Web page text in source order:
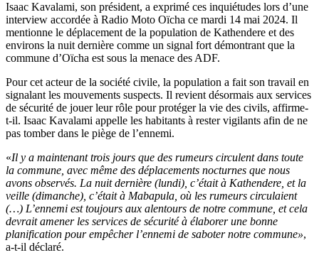
Isaac Kavalami, son président, a exprimé ces inquiétudes lors d’une
interview accordée à Radio Moto Oïcha ce mardi 14 mai 2024. Il
mentionne le déplacement de la population de Kathendere et des
environs la nuit dernière comme un signal fort démontrant que la
commune d’Oïcha est sous la menace des ADF.
Pour cet acteur de la société civile, la population a fait son travail en
signalant les mouvements suspects. Il revient désormais aux services
de sécurité de jouer leur rôle pour protéger la vie des civils, affirme-
t-il. Isaac Kavalami appelle les habitants à rester vigilants afin de ne
pas tomber dans le piège de l’ennemi.
«Il y a maintenant trois jours que des rumeurs circulent dans toute
la commune, avec même des déplacements nocturnes que nous
avons observés. La nuit dernière (lundi), c’était à Kathendere, et la
veille (dimanche), c’était à Mabapula, où les rumeurs circulaient
(…) L’ennemi est toujours aux alentours de notre commune, et cela
devrait amener les services de sécurité à élaborer une bonne
planification pour empêcher l’ennemi de saboter notre commune»,
a-t-il déclaré.